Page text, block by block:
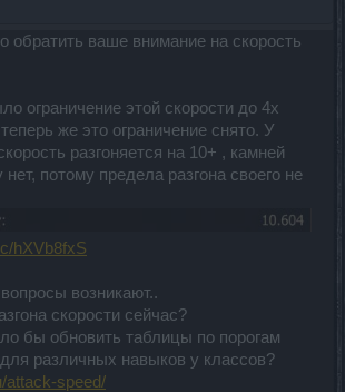
обратить ваше внимание на скорость
ограничение этой скорости до 4х
же это ограничение снято. У
разгоняется на 10+ , камней
нет, потому предела разгона своего не
hXVb8fxS
возникают..
скорости сейчас?
бы обновить таблицы по порогам
для различных навыков у классов?
attack-speed/